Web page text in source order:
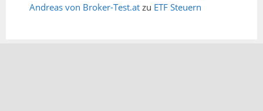
Andreas von Broker-Test.at zu ETF Steuern